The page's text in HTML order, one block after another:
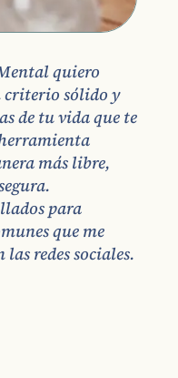
quiero
criterio sólido y
de tu vida que te
más libre,
para
que me
redes sociales.